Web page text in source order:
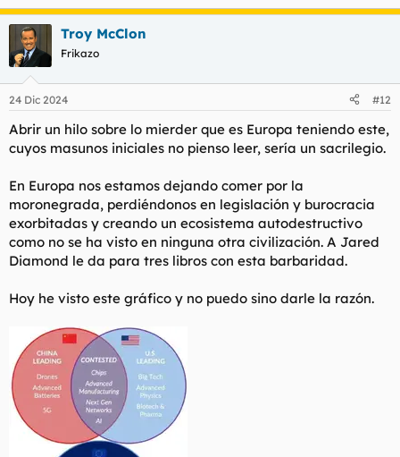
Troy McClon
Frikazo
24 Dic 2024 #12
Abrir un hilo sobre lo mierder que es Europa teniendo este,
cuyos masunos iniciales no pienso leer, sería un sacrilegio.
En Europa nos estamos dejando comer por la
moronegrada, perdiéndonos en legislación y burocracia
exorbitadas y creando un ecosistema autodestructivo
como no se ha visto en ninguna otra civilización. A Jared
Diamond le da para tres libros con esta barbaridad.
Hoy he visto este gráfico y no puedo sino darle la razón.